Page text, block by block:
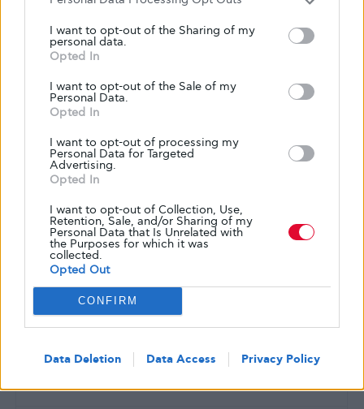
I want to opt-out of the Sharing of my
personal data.
Opted In
I want to opt-out of the Sale of my
Personal Data.
Opted In
I want to opt-out of processing my
Personal Data for Targeted
Advertising.
Opted In
I want to opt-out of Collection, Use,
Retention, Sale, and/or Sharing of my
Personal Data that Is Unrelated with
the Purposes for which it was
collected.
Opted Out
CONFIRM
Data Deletion Data Access Privacy Policy
ΑΣΚΉΣΕΙΣ ΚΑΛΉ ΥΓΕΊΑ ΠΡΌΛΗΨΗ
Οι δραστηριότητες μυϊκής
ενδυνάμωσης συνδέονται με
χαμηλότερο κίνδυνο θανάτου
ορισμένων που σχετίζονται ειδικά με τον διαβήτη